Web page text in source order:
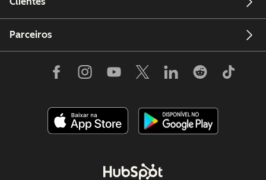
Parceiros